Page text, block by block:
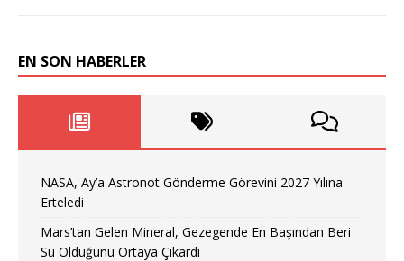
EN SON HABERLER
NASA, Ay’a Astronot Gönderme Görevini 2027 Yılına
Erteledi
Mars’tan Gelen Mineral, Gezegende En Başından Beri
Su Olduğunu Ortaya Çıkardı